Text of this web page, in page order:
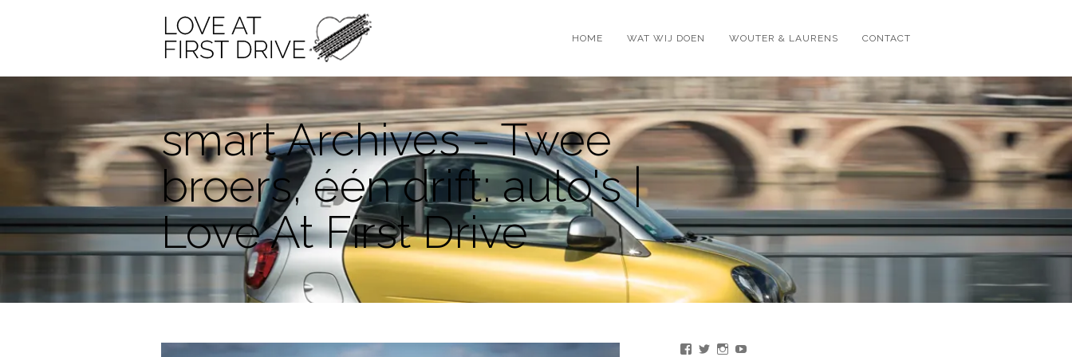
HOME WAT WIJ DOEN WOUTER & LAURENS CONTACT
smart Archives - Twee
broers, één drift: auto's |
Love At First Drive
BekijkBekijkBekijk